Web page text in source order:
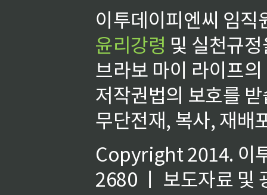
이투데이피엔씨 임
윤리강령 및 실천규
브라보 마이 라이프
저작권법의 보호를
무단전재, 복사, 재배
Copyright 2014. 이
2680 ㅣ 보도자료